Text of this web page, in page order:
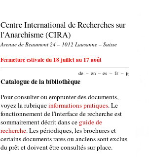
Centre International de Recherches sur
l'Anarchisme (CIRA)
Avenue de Beaumont 24 – 1012 Lausanne – Suisse
Fermeture estivale du 18 juillet au 17 août
de – en – es – fr – it
Catalogue de la bibliothèque
Pour consulter ou emprunter des documents,
voyez la rubriqueinformations pratiques. Le
fonctionnement de l'interface de recherche est
sommairement décrit dans ce guide de
recherche. Les périodiques, les brochures et
certains documents rares ou anciens sont exclus
du prêt et doivent être consultés sur place.